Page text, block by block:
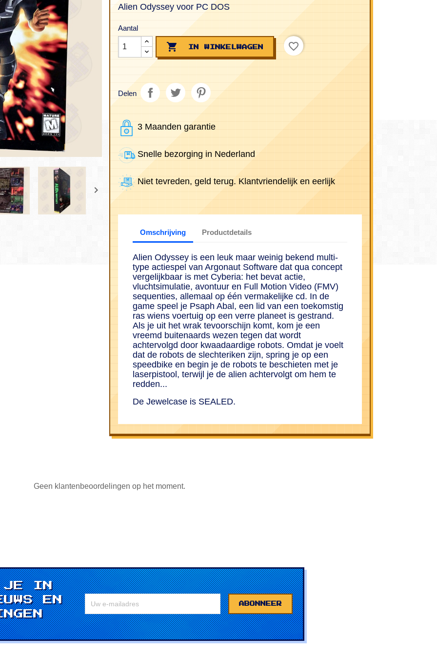

Alien Odyssey voor PC DOS
Aantal
 IN WINKELWAGEN favorite_border
Delen
3 Maanden garantie
Snelle bezorging in Nederland
Niet tevreden, geld terug. Klantvriendelijk en eerlijk
Omschrijving Productdetails
Alien Odyssey is een leuk maar weinig bekend multi-
type actiespel van Argonaut Software dat qua concept
vergelijkbaar is met Cyberia: het bevat actie,
vluchtsimulatie, avontuur en Full Motion Video (FMV)
sequenties, allemaal op één vermakelijke cd. In de
game speel je Psaph Abal, een lid van een toekomstig
ras wiens voertuig op een verre planeet is gestrand.
Als je uit het wrak tevoorschijn komt, kom je een
vreemd buitenaards wezen tegen dat wordt
achtervolgd door kwaadaardige robots. Omdat je voelt
dat de robots de slechteriken zijn, spring je op een
speedbike en begin je de robots te beschieten met je
laserpistool, terwijl je de alien achtervolgt om hem te
redden...
De Jewelcase is SEALED.
Geen klantenbeoordelingen op het moment.
JE IN
EN